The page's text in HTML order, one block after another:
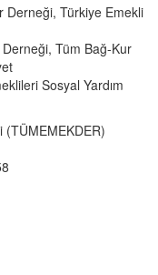
Derneği, Türkiye Emekli
Tüm Bağ-Kur
Sosyal Yardım
(TÜMEMEKDER)